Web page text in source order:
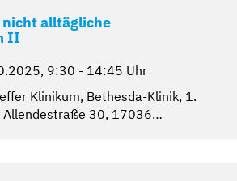
nicht alltägliche
II
9:30 - 14:45 Uhr
Klinikum, Bethesda-Klinik, 1.
Allendestraße 30, 17036…